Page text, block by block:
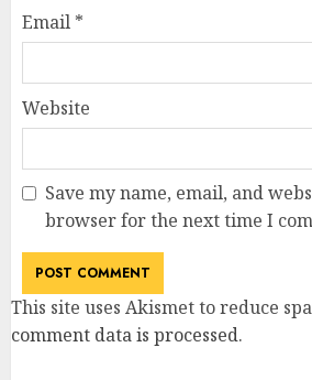
Email *
Website
Save my name, email, and
browser for the next time I
This site uses Akismet to reduce
comment data is processed.